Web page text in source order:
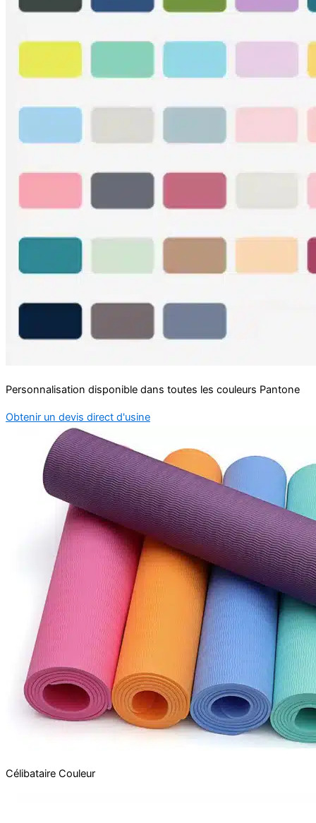
Personnalisation disponible dans toutes les couleurs Pantone
Obtenir un devis direct d'usine
Célibataire Couleur